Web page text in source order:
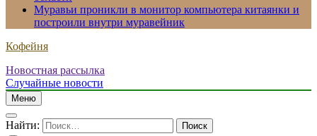
Муравьи проникли в монитор компьютера китаянки и
построили внутри муравейник
Кофейня
Новостная рассылка
Случайные новости
Меню
Найти: